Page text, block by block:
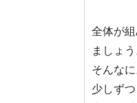
全体が
ましょう
そんな
少しず